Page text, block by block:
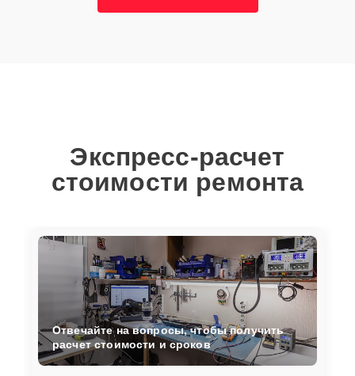
Экспресс-расчет
стоимости ремонта
Отвечайте на вопросы, чтобы получить
расчет стоимости и сроков